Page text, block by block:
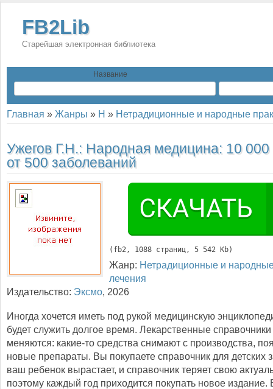
FB2Lib
Старейшая электронная библиотека
Название
Главная » Жанры » Н » Нетрадиционные и народные
Ужегов Г.Н.: Народная медицина: 10 000
от 500 заболеваний
( fb2, 1088 страниц, 5 542 Kb)
Жанр: Нетрадиционные и
лечения
Издательство: Эксмо, 2026
Иногда хочется иметь под рукой медицинскую
будет служить долгое время. Лекарственные справочники
меняются: какие-то средства снимают с производства,
новые препараты. Вы покупаете справочник для детских
ваш ребенок вырастает, и справочник теряет свою
поэтому каждый год приходится покупать новое издание.